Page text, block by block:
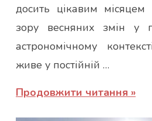
досить цікавим
зору весняних змін у
астрономічному
живе у постійній …
Продовжити читання